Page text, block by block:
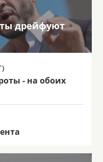
дрейфуют
- на обоих